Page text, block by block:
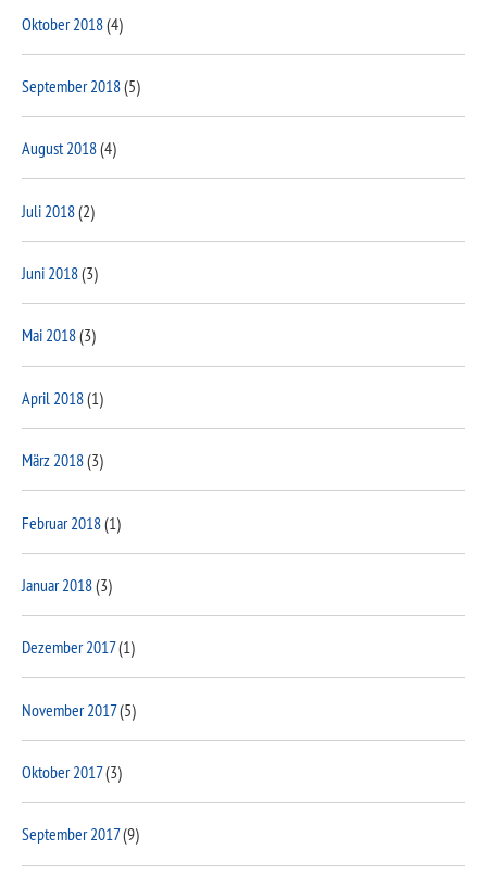
Oktober 2018(4)
September 2018(5)
August 2018(4)
Juli 2018(2)
Juni 2018(3)
Mai 2018(3)
April 2018(1)
März 2018(3)
Februar 2018(1)
Januar 2018(3)
Dezember 2017(1)
November 2017(5)
Oktober 2017(3)
September 2017(9)